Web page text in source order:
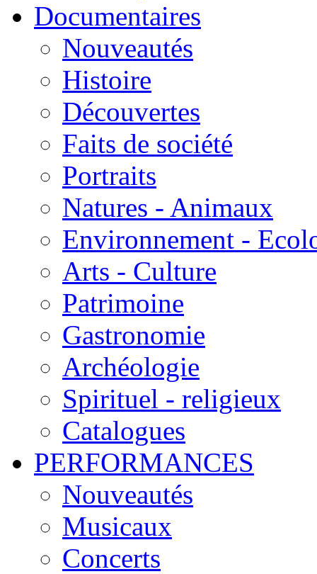
Documentaires
Nouveautés
Histoire
Découvertes
Faits de société
Portraits
Natures - Animaux
Environnement -
Arts - Culture
Patrimoine
Gastronomie
Archéologie
Spirituel - religieux
Catalogues
PERFORMANCES
Nouveautés
Musicaux
Concerts